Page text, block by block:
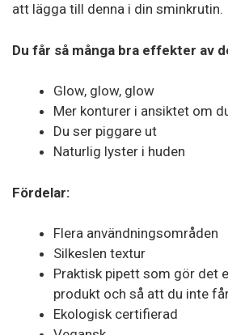
att lägga till denna i din sminkrutin.
Du får så många bra effekter av
Glow, glow, glow
Mer konturer i ansiktet om
Du ser piggare ut
Naturlig lyster i huden
Fördelar:
Flera användningsområden
Silkeslen textur
Praktisk pipett som gör det
produkt och så att du inte
Ekologisk certifierad